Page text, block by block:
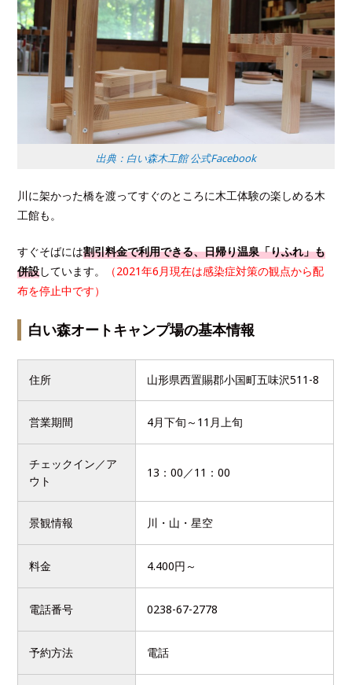
出典：白い森木工館 公式Facebook
川に架かった橋を渡ってすぐのところに木工体験の楽しめる木
工館も。
すぐそばには割引料金で利用できる、日帰り温泉「りふれ」も
併設しています。
（2021年6月現在は感染症対策の観点から配
布を停止中です）
白い森オートキャンプ場の基本情報
住所 山形県西置賜郡小国町五味沢511-8
営業期間 4月下旬～11月上旬
チェックイン／ア
ウト
13：00／11：00
景観情報 川・山・星空
料金 4.400円～
電話番号 0238-67-2778
予約方法 電話